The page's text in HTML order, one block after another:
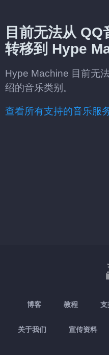
目前无法从
转移到 Hype
Hype Machine 目前无
绍的音乐类别。
查看所有支持的音乐服
博客 教程 支
关于我们 宣传资料